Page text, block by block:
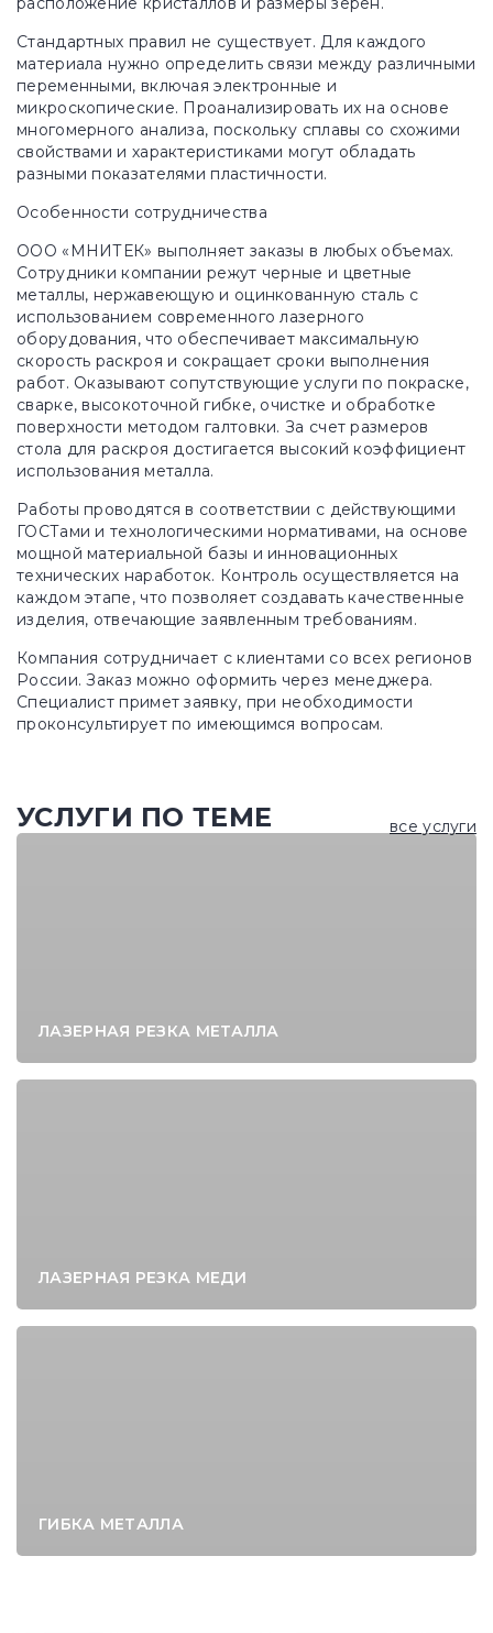
Стандартных правил не существует. Для каждого
материала нужно определить связи между различными
переменными, включая электронные и
микроскопические. Проанализировать их на основе
многомерного анализа, поскольку сплавы со схожими
свойствами и характеристиками могут обладать
разными показателями пластичности.
Особенности сотрудничества
ООО «МНИТЕК» выполняет заказы в любых объемах.
Сотрудники компании режут черные и цветные
металлы, нержавеющую и оцинкованную сталь с
использованием современного лазерного
оборудования, что обеспечивает максимальную
скорость раскроя и сокращает сроки выполнения
работ. Оказывают сопутствующие услуги по покраске,
сварке, высокоточной гибке, очистке и обработке
поверхности методом галтовки. За счет размеров
стола для раскроя достигается высокий коэффициент
использования металла.
Работы проводятся в соответствии с действующими
ГОСТами и технологическими нормативами, на основе
мощной материальной базы и инновационных
технических наработок. Контроль осуществляется на
каждом этапе, что позволяет создавать качественные
изделия, отвечающие заявленным требованиям.
Компания сотрудничает с клиентами со всех регионов
России. Заказ можно оформить через менеджера.
Специалист примет заявку, при необходимости
проконсультирует по имеющимся вопросам.
УСЛУГИ ПО ТЕМЕ все услуги
ЛАЗЕРНАЯ РЕЗКА МЕТАЛЛА
ЛАЗЕРНАЯ РЕЗКА МЕДИ
ГИБКА МЕТАЛЛА